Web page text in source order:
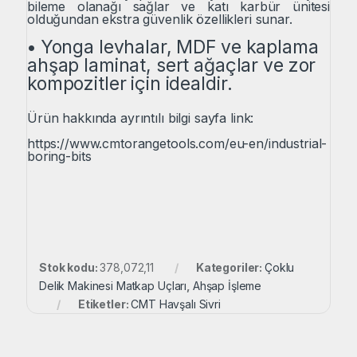
bileme olanağı sağlar ve katı karbür ünitesi
olduğundan ekstra güvenlik özellikleri sunar.
• Yonga levhalar, MDF ve kaplama
ahşap laminat, sert ağaçlar ve zor
kompozitler için idealdir.
Ürün hakkında ayrıntılı bilgi sayfa link:
https://www.cmtorangetools.com/eu-en/industrial-
boring-bits
Stok kodu:378,072,11 Kategoriler: Çoklu
Delik Makinesi Matkap Uçları Ahşap İşleme
Etiketler:CMT Havşalı Sivri